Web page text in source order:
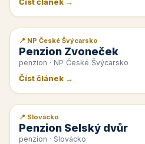
📰 PR článek
📍 NP České Švýcarsko
Penzion Zvoneček
penzion · NP České Švýcarsko
Číst článek →
📰 PR článek
📍 Slovácko
Penzion Selský dvůr
penzion · Slovácko